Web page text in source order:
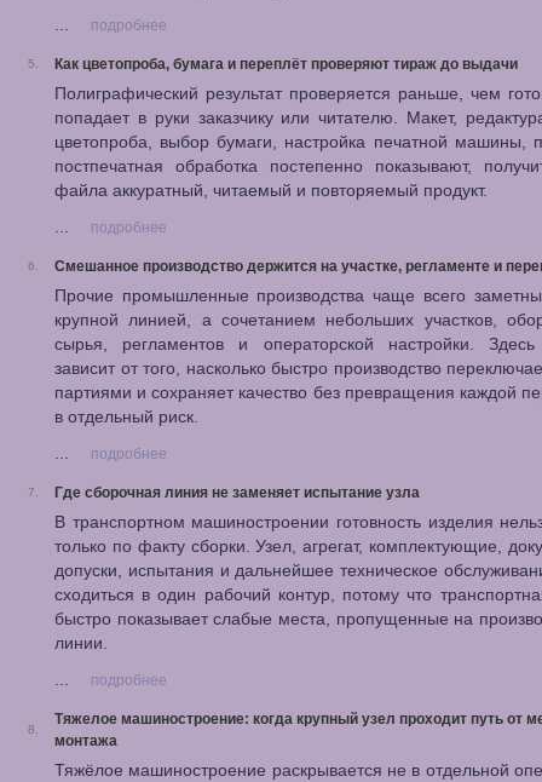
...
подробнее
5. Как цветопроба, бумага и переплёт проверяют тираж до выдачи
Полиграфический результат проверяется раньше, чем
попадает в руки заказчику или читателю. Макет,
цветопроба, выбор бумаги, настройка печатной машины,
постпечатная обработка постепенно показывают,
файла аккуратный, читаемый и повторяемый продукт.
...
подробнее
6. Смешанное производство держится на участке, регламенте и
Прочие промышленные производства чаще всего
крупной линией, а сочетанием небольших участков,
сырья, регламентов и операторской настройки. Здесь
зависит от того, насколько быстро производство
партиями и сохраняет качество без превращения каждой
в отдельный риск.
...
подробнее
7. Где сборочная линия не заменяет испытание узла
В транспортном машиностроении готовность изделия
только по факту сборки. Узел, агрегат, комплектующие,
допуски, испытания и дальнейшее техническое
сходиться в один рабочий контур, потому что
быстро показывает слабые места, пропущенные на
линии.
...
подробнее
8.
Тяжелое машиностроение: когда крупный узел проходит путь от
монтажа
Тяжёлое машиностроение раскрывается не в отдельной